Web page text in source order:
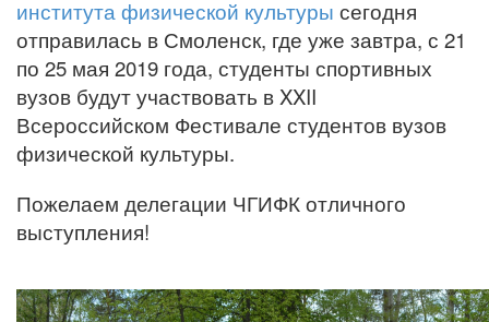
института физической культуры сегодня
отправилась в Смоленск, где уже завтра, с 21
по 25 мая 2019 года, студенты спортивных
вузов будут участвовать в XXII
Всероссийском Фестивале студентов вузов
физической культуры.
Пожелаем делегации ЧГИФК отличного
выступления!